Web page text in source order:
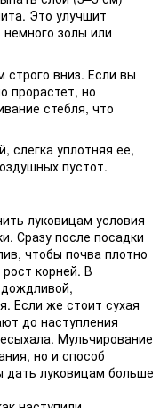
Это улучшит
золы или
строго вниз. Если вы
прорастет, но
стебля, что
слегка уплотняя ее,
пустот.
луковицам условия
Сразу после посадки
чтобы почва плотно
корней. В
Если же стоит сухая
до наступления
Мульчирование
но и способ
дать луковицам больше